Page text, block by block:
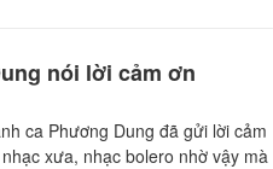
nói lời cảm ơn
ca Phương Dung đã gửi lời cảm
xưa, nhạc bolero nhờ vậy mà